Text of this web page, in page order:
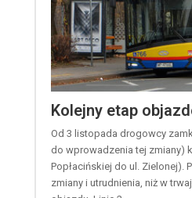
Kolejny etap
Od 3 listopada drogowcy
do wprowadzenia tej zmiany)
Popłacińskiej do ul. Zielonej).
zmiany i utrudnienia, niż w